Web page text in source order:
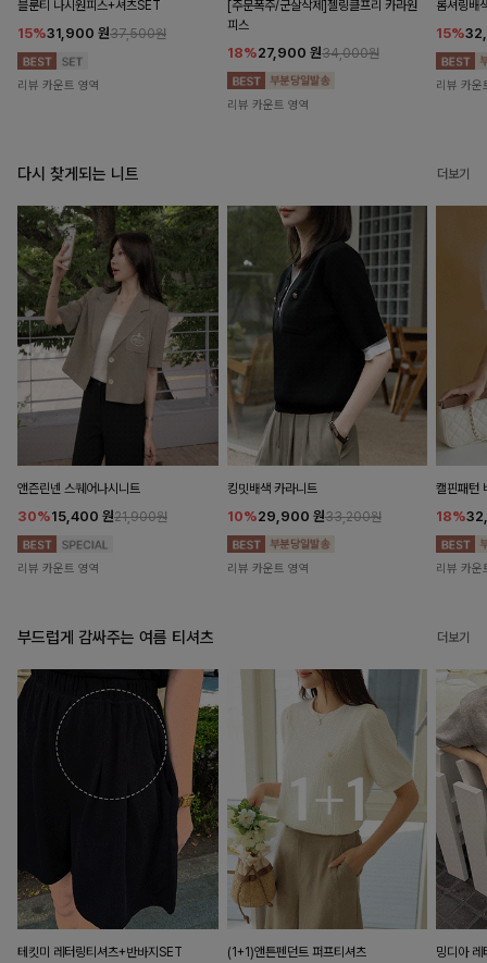
블룬티 나시원피스+셔츠SET
15%31,900 원37,500원
리뷰 카운트 영역
[주문폭주/군살삭제]젤링클프리 카라원
피스
18%27,900 원34,000원
리뷰 카운트 영역
롬셔링배
15%
리뷰 카운
다시 찾게되는 니트 더보기
앤즌린넨 스퀘어나시니트
30%15,400 원21,900원
리뷰 카운트 영역
킹밋배색 카라니트
10%29,900 원33,200원
리뷰 카운트 영역
캘핀패턴
18%
리뷰 카운
부드럽게 감싸주는 여름 티셔츠 더보기
테킷미 레터링티셔츠+반바지SET (1+1)앤튼펜던트 퍼프티셔츠
밍디아 레